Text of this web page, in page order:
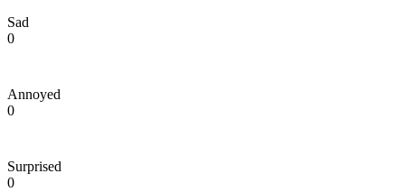
Sad
0
Annoyed
0
Surprised
0